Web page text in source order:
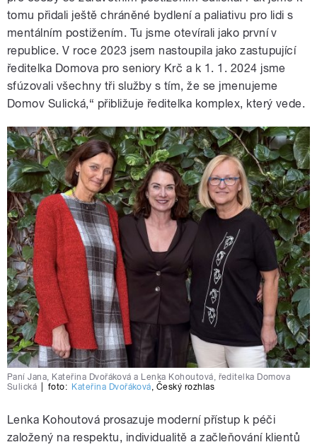
tomu přidali ještě chráněné bydlení a paliativu pro lidi s
mentálním postižením. Tu jsme otevírali jako první v
republice. V roce 2023 jsem nastoupila jako zastupující
ředitelka Domova pro seniory Krč a k 1. 1. 2024 jsme
sfúzovali všechny tři služby s tím, že se jmenujeme
Domov Sulická,“ přibližuje ředitelka komplex, který vede.
Paní Jana, Kateřina Dvořáková a Lenka Kohoutová, ředitelka Domova
Sulická
foto: Kateřina Dvořáková Český rozhlas
Lenka Kohoutová prosazuje moderní přístup k péči
založený na respektu, individualitě a začleňování klientů